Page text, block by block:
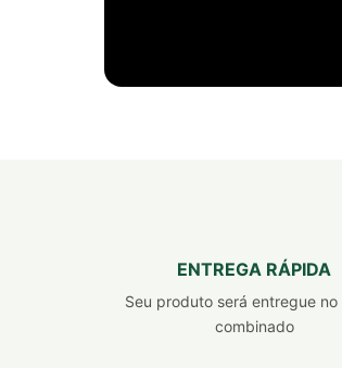
FÓRMULA
PERDER PESO 7X
Emagrecedor, inibidor de
ENTREGA RÁPIDA
Seu produto será entregue
combinado